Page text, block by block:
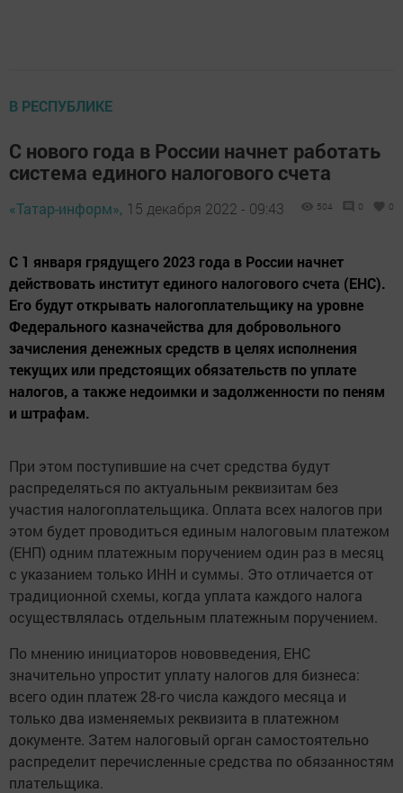
В РЕСПУБЛИКЕ
С нового года в России начнет работать
система единого налогового счета
«Татар-информ», 15 декабря 2022 - 09:43 504 0 0
С 1 января грядущего 2023 года в России начнет
действовать институт единого налогового счета (ЕНС).
Его будут открывать налогоплательщику на уровне
Федерального казначейства для добровольного
зачисления денежных средств в целях исполнения
текущих или предстоящих обязательств по уплате
налогов, а также недоимки и задолженности по пеням
и штрафам.
При этом поступившие на счет средства будут
распределяться по актуальным реквизитам без
участия налогоплательщика. Оплата всех налогов при
этом будет проводиться единым налоговым платежом
(ЕНП) одним платежным поручением один раз в месяц
с указанием только ИНН и суммы. Это отличается от
традиционной схемы, когда уплата каждого налога
осуществлялась отдельным платежным поручением.
По мнению инициаторов нововведения, ЕНС
значительно упростит уплату налогов для бизнеса:
всего один платеж 28-го числа каждого месяца и
только два изменяемых реквизита в платежном
документе. Затем налоговый орган самостоятельно
распределит перечисленные средства по обязанностям
плательщика.